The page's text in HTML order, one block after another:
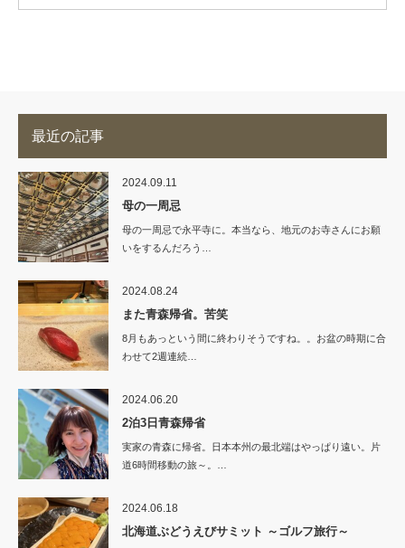
最近の記事
2024.09.11
母の一周忌
母の一周忌で永平寺に。本当なら、地元のお寺さんにお願
いをするんだろう…
2024.08.24
また青森帰省。苦笑
8月もあっという間に終わりそうですね。。お盆の時期に合
わせて2週連続…
2024.06.20
2泊3日青森帰省
実家の青森に帰省。日本本州の最北端はやっぱり遠い。片
道6時間移動の旅～。…
2024.06.18
北海道ぶどうえびサミット ～ゴルフ旅行～